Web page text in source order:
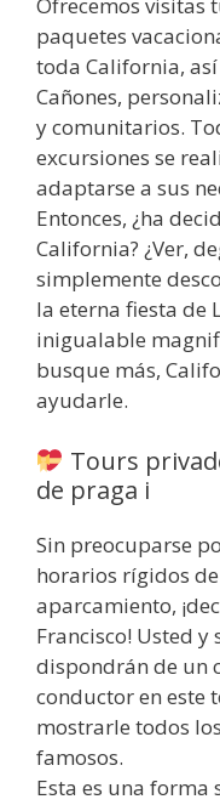
Ofrecemos visitas
paquetes
toda California,
Cañones,
y comunitarios.
excursiones se
adaptarse a sus
Entonces, ¿ha
California? ¿Ver,
simplemente
la eterna fiesta de
inigualable
busque más,
ayudarle.
Tours
de praga i
Sin preocuparse
horarios rígidos
aparcamiento,
Francisco! Usted
dispondrán de un
conductor en este
mostrarle todos
famosos.
Esta es una forma